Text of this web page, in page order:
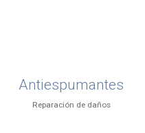
Antiespumantes
Reparación de daños